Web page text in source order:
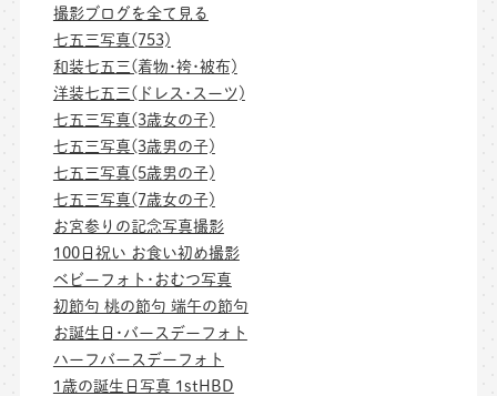
撮影ブログを全て見る
七五三写真(753)
和装七五三(着物･袴･被布)
洋装七五三(ドレス･スーツ)
七五三写真(3歳女の子)
七五三写真(3歳男の子)
七五三写真(5歳男の子)
七五三写真(7歳女の子)
お宮参りの記念写真撮影
100日祝い お食い初め撮影
ベビーフォト･おむつ写真
初節句 桃の節句 端午の節句
お誕生日･バースデーフォト
ハーフバースデーフォト
1歳の誕生日写真 1stHBD